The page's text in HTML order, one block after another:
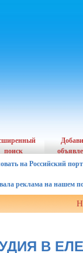
поиск
на Российский
реклама на нашем
В